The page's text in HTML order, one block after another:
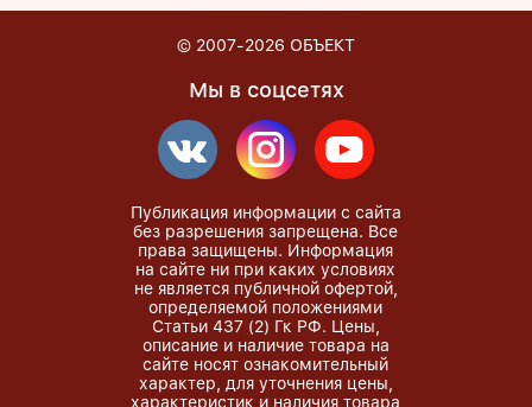
© 2007-2026 ОБЪЕКТ
Мы в соцсетях
Публикация информации с сайта
без разрешения запрещена. Все
права защищены. Информация
на сайте ни при каких условиях
не является публичной офертой,
определяемой положениями
Статьи 437 (2) Гк РФ. Цены,
описание и наличие товара на
сайте носят ознакомительный
характер, для уточнения цены,
характеристик и наличия товара